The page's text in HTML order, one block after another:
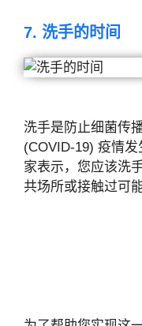
7. 洗手的时间
洗手是防止细菌传
(COVID-19) 疫情
家表示，您应该洗
共场所或接触过可